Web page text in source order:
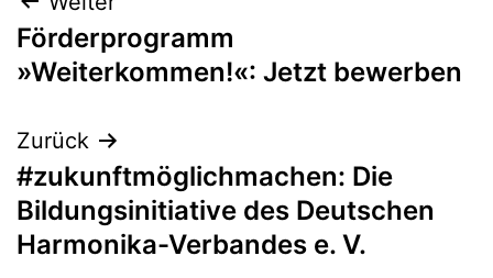
Förderprogramm
»Weiterkommen!«: Jetzt bewerben
Zurück
#zukunftmöglichmachen: Die
Bildungsinitiative des Deutschen
Harmonika-Verbandes e. V.